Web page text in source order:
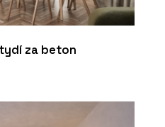
za beton